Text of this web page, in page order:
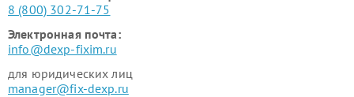
8 (800) 302-71-75
Электронная почта:
info@dexp-fixim.ru
для юридических лиц
manager@fix-dexp.ru